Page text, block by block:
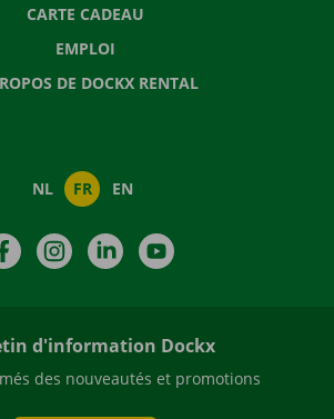
CARTE CADEAU
EMPLOI
DE DOCKX RENTAL
NL FR EN
FacebookInstagramLinkedIn
d'information Dockx
des nouveautés et promotions